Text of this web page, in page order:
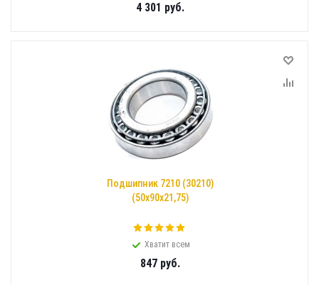
4 301 руб.
Подшипник 7210 (30210)
(50x90x21,75)
Хватит всем
847руб.